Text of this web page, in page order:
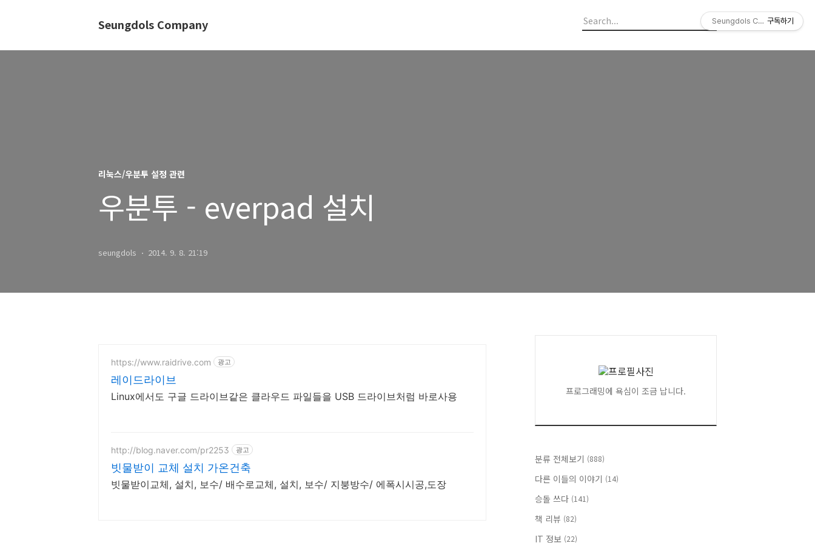
Seungdols Company
리눅스/우분투 설정 관련
우분투 - everpad 설치
seungdols 2014. 9. 8. 21:19
https://www.raidrive.com 광고
레이드라이브
Linux에서도 구글 드라이브같은 클라우드 파일들을 USB 드라이브처럼 바로사용
http://blog.naver.com/pr2253 광고
빗물받이 교체 설치 가온건축
빗물받이교체, 설치, 보수/ 배수로교체, 설치, 보수/ 지붕방수/ 에폭시시공,도장
프로그래밍에 욕심이 조금 납니다.
분류 전체보기 (888)
다른 이들의 이야기 (14)
승돌 쓰다 (141)
책 리뷰 (82)
IT 정보 (22)
Seungdols Company
구독하기